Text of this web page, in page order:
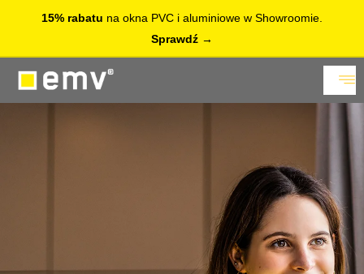
15% rabatu na okna PVC i aluminiowe w Showroomie.
Sprawdź